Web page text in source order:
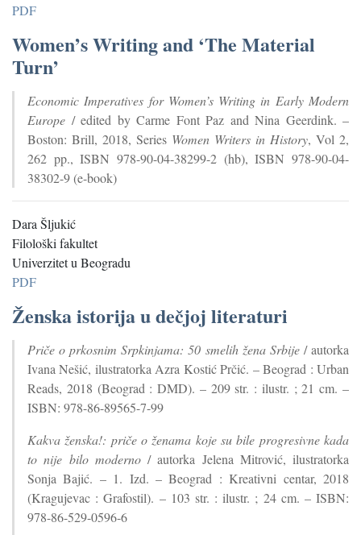
PDF
Women’s Writing and ‘The Material
Turn’
Economic Imperatives for Women’s Writing in Early Modern
Europe / edited by Carme Font Paz and Nina Geerdink. –
Boston: Brill, 2018, Series Women Writers in History, Vol 2,
262 pp., ISBN 978-90-04-38299-2 (hb), ISBN 978-90-04-
38302-9 (e-book)
Dara Šljukić
Filološki fakultet
Univerzitet u Beogradu
PDF
Ženska istorija u dečjoj literaturi
Priče o prkosnim Srpkinjama: 50 smelih žena Srbije/ autorka
Ivana Nešić, ilustratorka Azra Kostić Prčić. – Beograd : Urban
Reads, 2018 (Beograd : DMD). – 209 str. : ilustr. ; 21 cm. –
ISBN: 978-86-89565-7-99
Kakva ženska!: priče o ženama koje su bile progresivne kada
to nije bilo moderno / autorka Jelena Mitrović, ilustratorka
Sonja Bajić. – 1. Izd. – Beograd : Kreativni centar, 2018
(Kragujevac : Grafostil). – 103 str. : ilustr. ; 24 cm. – ISBN:
978-86-529-0596-6